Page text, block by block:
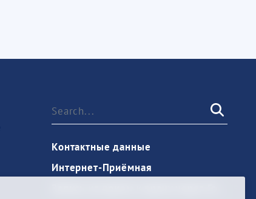
Контактные данные
Интернет-Приёмная